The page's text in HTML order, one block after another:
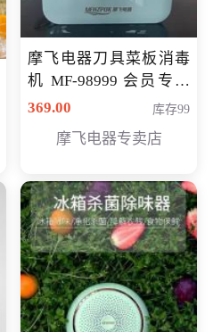
摩飞电器刀具菜板消毒
机 MF-98999 会员专享
价286元
369.00 库存99
摩飞电器专卖店